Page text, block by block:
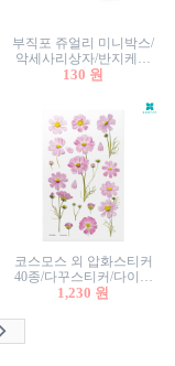
부직포 쥬얼리 미니박스/
악세사리상자/반지케이
스/반지상자/귀걸이상자/
130 원
코스모스 외 압화스티커
40종/다꾸스티커/다이어
리꾸미기/꽃스티커/자연
1,230 원